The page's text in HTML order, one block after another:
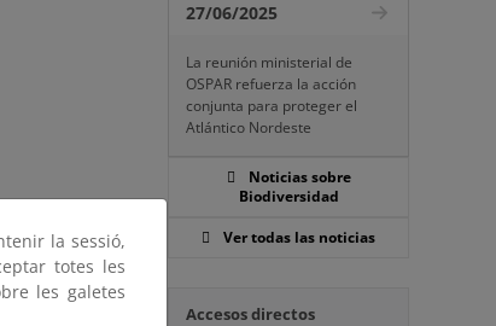
27/06/2025
La reunión ministerial de
OSPAR refuerza la acción
conjunta para proteger el
Atlántico Nordeste
Noticias sobre
Biodiversidad
Ver todas las noticias
Accesos directos
la sessió,
totes les
les galetes